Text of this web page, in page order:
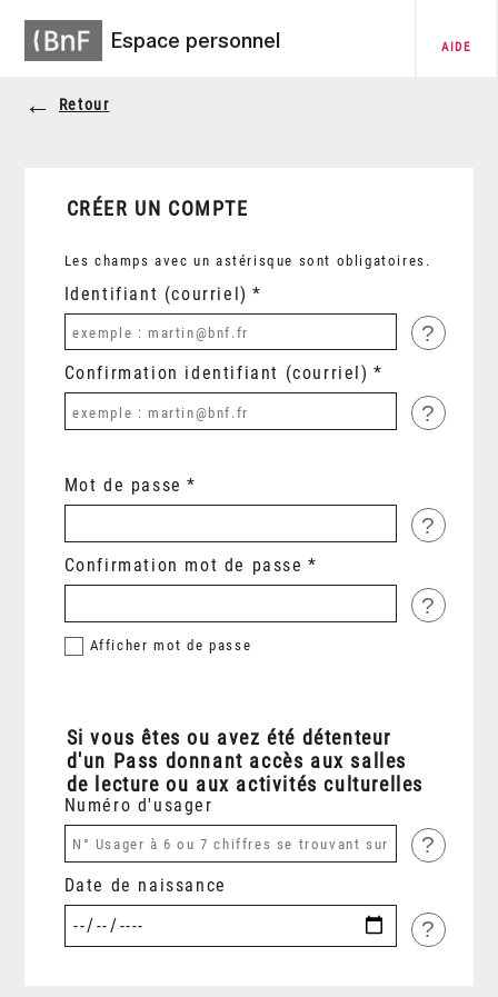
Espace personnel AIDE
Retour
CRÉER UN COMPTE
Les champs avec un astérisque sont obligatoires.
Identifiant (courriel)
?
Confirmation identifiant (courriel)
?
Mot de passe
?
Confirmation mot de passe
?
Afficher mot de passe
Si vous êtes ou avez été détenteur
d'un Pass donnant accès aux salles
de lecture ou aux activités culturelles
Numéro d'usager
?
Date de naissance
?